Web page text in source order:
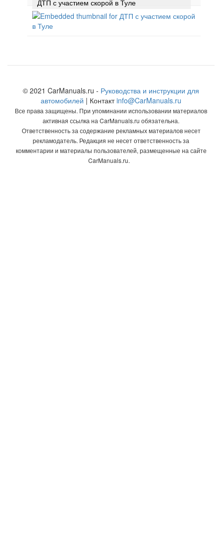
ДТП с участием скорой в Туле
© 2021 CarManuals.ru - Руководства и инструкции для
автомобилей | Контактinfo@CarManuals.ru
Все права защищены. При упоминании использовании материалов
активная ссылка на CarManuals.ru обязательна.
Ответственность за содержание рекламных материалов несет
рекламодатель. Редакция не несет ответственность за
комментарии и материалы пользователей, размещенные на сайте
CarManuals.ru.